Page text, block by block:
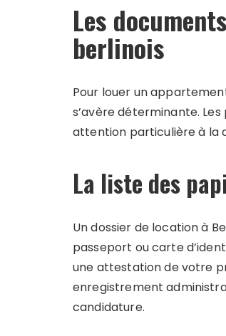
Les
berlinois
Pour louer un
s’avère déterminante.
attention particulière à la
La liste des
Un dossier de location à
passeport ou carte
une attestation de votre
enregistrement
candidature.